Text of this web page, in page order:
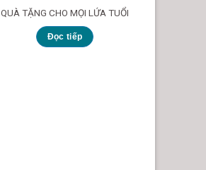
QUÀ TẶNG CHO MỌI LỨA TUỔI
Đọc tiếp